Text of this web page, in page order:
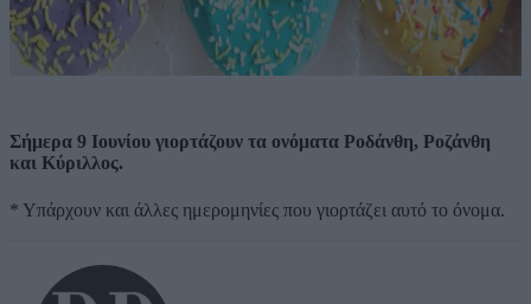
Σήμερα 9 Ιουνίου γιορτάζουν τα ονόματα Ροδάνθη, Ροζάνθη
και Κύριλλος.
* Υπάρχουν και άλλες ημερομηνίες που γιορτάζει αυτό το όνομα.